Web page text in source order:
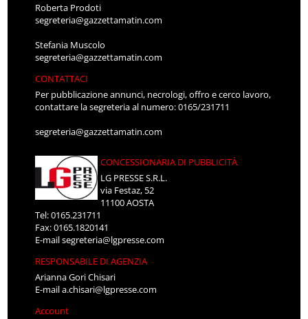
Roberta Prodoti
segreteria@gazzettamatin.com
Stefania Muscolo
segreteria@gazzettamatin.com
CONTATTACI
Per pubblicazione annunci, necrologi, offro e cerco lavoro,
contattare la segreteria al numero: 0165/231711
segreteria@gazzettamatin.com
CONCESSIONARIA DI PUBBLICITÀ
LG PRESSE S.R.L.
via Festaz, 52
11100 AOSTA
Tel: 0165.231711
Fax: 0165.1820141
E-mailsegreteria@lgpresse.com
RESPONSABILE DI AGENZIA
Arianna Gori Chisari
E-maila.chisari@lgpresse.com
Account